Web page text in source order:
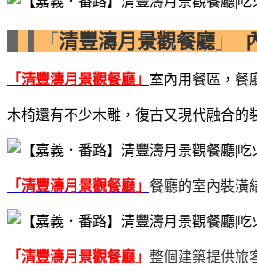
「 清豐濤月景觀餐廳 」
「清豐濤月景觀餐廳」 室內用餐區，餐
木椅還有不少木雕，復古又現代融合的
「清豐濤月景觀餐廳」 餐廳的室內裝潢
「清豐濤月景觀餐廳」 整個建築提供旅